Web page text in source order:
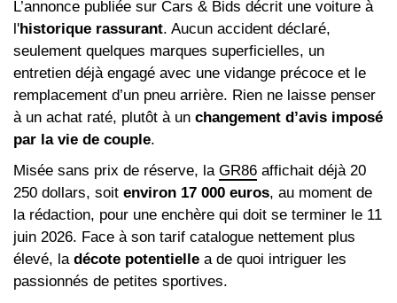
L’annonce publiée sur Cars & Bids décrit une voiture à
l'historique rassurant. Aucun accident déclaré,
seulement quelques marques superficielles, un
entretien déjà engagé avec une vidange précoce et le
remplacement d’un pneu arrière. Rien ne laisse penser
à un achat raté, plutôt à un changement d’avis imposé
par la vie de couple.
Misée sans prix de réserve, la GR86 affichait déjà 20
250 dollars, soit environ 17 000 euros, au moment de
la rédaction, pour une enchère qui doit se terminer le 11
juin 2026. Face à son tarif catalogue nettement plus
élevé, la décote potentielle a de quoi intriguer les
passionnés de petites sportives.